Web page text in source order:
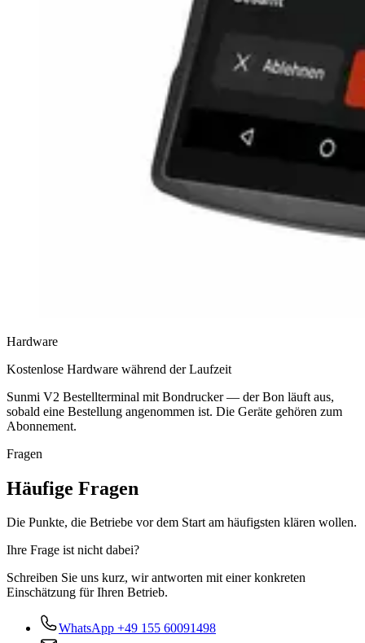
Hardware
Kostenlose Hardware während der Laufzeit
Sunmi V2 Bestellterminal mit Bondrucker — der Bon läuft aus,
sobald eine Bestellung angenommen ist. Die Geräte gehören zum
Abonnement.
Fragen
Häufige Fragen
Die Punkte, die Betriebe vor dem Start am häufigsten klären wollen.
Ihre Frage ist nicht dabei?
Schreiben Sie uns kurz, wir antworten mit einer konkreten
Einschätzung für Ihren Betrieb.
WhatsApp +49 155 60091498